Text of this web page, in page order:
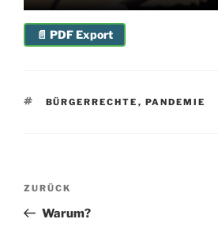
📄 PDF Export
SCHLAGWÖRTER
BÜRGERRECHTE , PANDEMIE
Beitragsnavigation
Vorheriger
Beitrag
ZURÜCK
Warum?